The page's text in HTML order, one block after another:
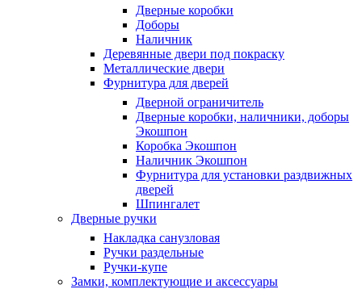
Дверные коробки
Доборы
Наличник
Деревянные двери под покраску
Металлические двери
Фурнитура для дверей
Дверной ограничитель
Дверные коробки, наличники, доборы
Экошпон
Коробка Экошпон
Наличник Экошпон
Фурнитура для установки раздвижных
дверей
Шпингалет
Дверные ручки
Накладка санузловая
Ручки раздельные
Ручки-купе
Замки, комплектующие и аксессуары